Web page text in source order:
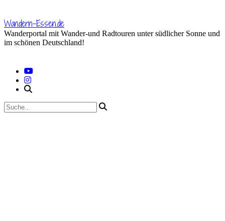
content
Wandern-Essen.de
Wanderportal mit Wander-und Radtouren unter südlicher Sonne und
im schönen Deutschland!